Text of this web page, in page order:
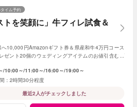
トを笑顔に」牛フィレ試食＆
タイム予約
10,000円Amazonギフト券＆県産和牛4万円コース
ゼント20個のウェディングアイテムのお値引含むプ
10:00～ 11:00～ 16:00～ 19:00～
2時間30分程度
最近2人がチェックしました